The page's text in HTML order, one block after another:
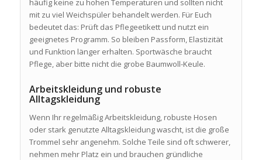
häufig keine zu hohen Temperaturen und sollten nicht
mit zu viel Weichspüler behandelt werden. Für Euch
bedeutet das: Prüft das Pflegeetikett und nutzt ein
geeignetes Programm. So bleiben Passform, Elastizität
und Funktion länger erhalten. Sportwäsche braucht
Pflege, aber bitte nicht die grobe Baumwoll-Keule.
Arbeitskleidung und robuste
Alltagskleidung
Wenn Ihr regelmäßig Arbeitskleidung, robuste Hosen
oder stark genutzte Alltagskleidung wascht, ist die große
Trommel sehr angenehm. Solche Teile sind oft schwerer,
nehmen mehr Platz ein und brauchen gründliche